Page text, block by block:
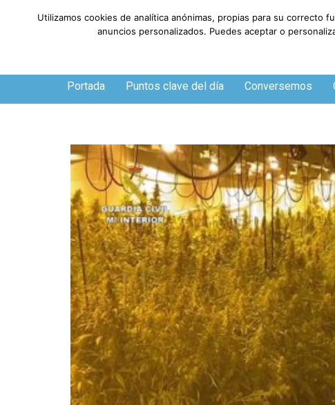
Sábado, 8 de agosto de 2026
Portada Puntos clave del día Conversemos
Utilizamos cookies de analítica anónimas, propias para su correcto
anuncios personalizados. Puedes aceptar o